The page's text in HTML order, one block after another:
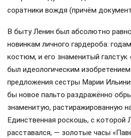
соратники вождя (причём
В быту Ленин был абсолютно
новинкам личного гардероба:
костюм, и его знаменитый галстук
был идеологическим
предложения сестры Марии
бы новое пальто раздражённо
знаменитую, растиражированную
Единственная роскошь, с которой
расставался, — золотые часы